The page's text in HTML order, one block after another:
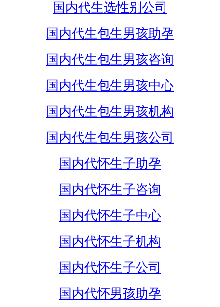
国内代生选性别公司
国内代生包生男孩助孕
国内代生包生男孩咨询
国内代生包生男孩中心
国内代生包生男孩机构
国内代生包生男孩公司
国内代怀生子助孕
国内代怀生子咨询
国内代怀生子中心
国内代怀生子机构
国内代怀生子公司
国内代怀男孩助孕